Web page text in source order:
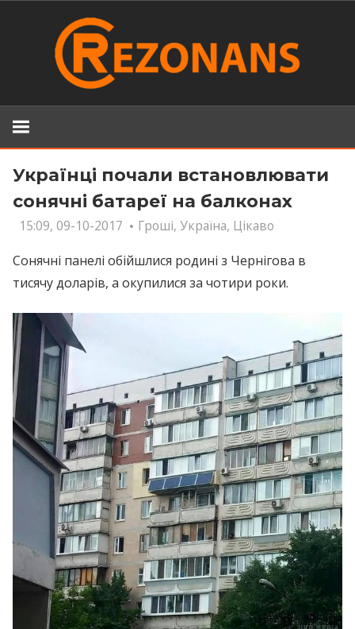
Українці почали встановлювати
сонячні батареї на балконах
15:09, 09-10-2017 Гроші,Україна, Цікаво
Сонячні панелі обійшлися родині з Чернігова в
тисячу доларів, а окупилися за чотири роки.